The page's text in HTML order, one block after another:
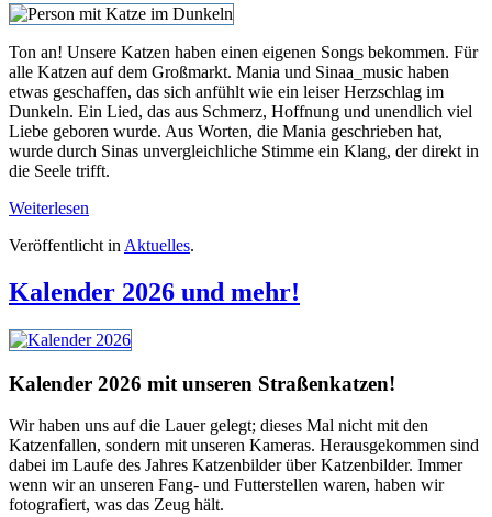
Ton an! Unsere Katzen haben einen eigenen Songs bekommen. Für
alle Katzen auf dem Großmarkt. Mania und Sinaa_music haben
etwas geschaffen, das sich anfühlt wie ein leiser Herzschlag im
Dunkeln. Ein Lied, das aus Schmerz, Hoffnung und unendlich viel
Liebe geboren wurde. Aus Worten, die Mania geschrieben hat,
wurde durch Sinas unvergleichliche Stimme ein Klang, der direkt in
die Seele trifft.
Weiterlesen
Veröffentlicht in Aktuelles.
Kalender 2026 und mehr!
Kalender 2026 mit unseren Straßenkatzen!
Wir haben uns auf die Lauer gelegt; dieses Mal nicht mit den
Katzenfallen, sondern mit unseren Kameras. Herausgekommen sind
dabei im Laufe des Jahres Katzenbilder über Katzenbilder. Immer
wenn wir an unseren Fang- und Futterstellen waren, haben wir
fotografiert, was das Zeug hält.